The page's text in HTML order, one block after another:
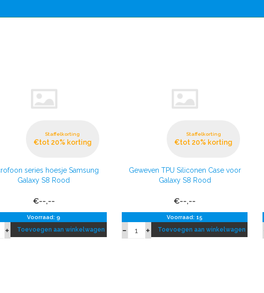
Staffelkorting
€tot 20% korting
series hoesje Samsung
Galaxy S8 Rood
€--,--
Voorraad: 9
Toevoegen aan winkelwagen
Staffelkorting
€tot 20% korting
Geweven TPU Siliconen Case voor
Galaxy S8 Rood
€--,--
Voorraad: 15
Toevoegen aan winkelwagen